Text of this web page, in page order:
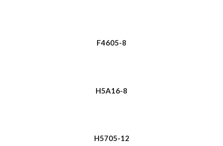
F4605-8
H5A16-8
H5705-12